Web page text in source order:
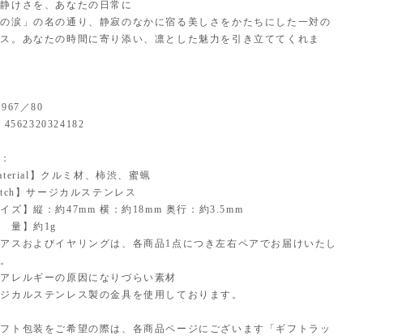
けさを、あなたの日常に
の涙」の名の通り、静寂のなかに宿る美しさをかたちにした一対の
。あなたの時間に寄り添い、凛とした魅力を引き立ててくれま
／80
4562320324182
】クルミ材、柿渋、蜜蝋
】サージカルステンレス
イズ】縦：約47mm 横：約18mm 奥行：約3.5mm
量】約1g
スおよびイヤリングは、各商品1点につき左右ペアでお届けいたし
レルギーの原因になりづらい素材
カルステンレス製の金具を使用しております。
フト包装をご希望の際は、各商品ページにございます「ギフトラッ